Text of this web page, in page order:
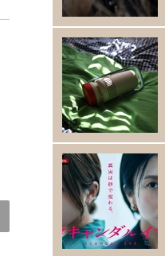
ひみつ道具をモチーフに！ドラ
えもん×グラニフ コラボアイテ
ム全20種類が予約受付中！8月11
日より発売